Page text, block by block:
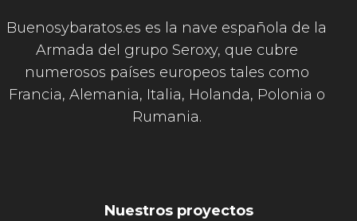
Buenosybaratos.es es la nave española de la
Armada del grupo Seroxy, que cubre
numerosos países europeos tales como
Francia, Alemania, Italia, Holanda, Polonia o
Rumania.
Nuestros proyectos